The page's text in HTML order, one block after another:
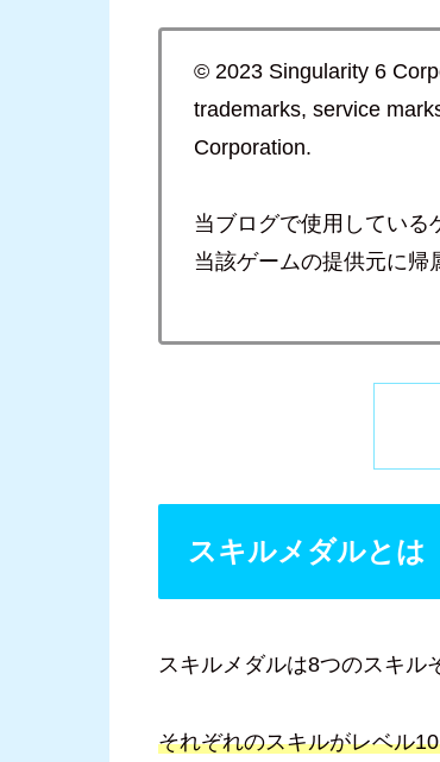
© 2023 Singularity 6
trademarks, service
Corporation.
当ブログで使用している
当該ゲームの提供元に帰
スキルメダルとは
スキルメダルは8つのスキル
それぞれのスキルがレベル